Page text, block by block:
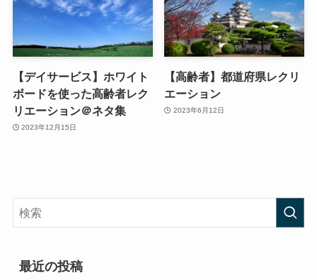
【デイサービス】ホワイト
ボードを使った高齢者レク
リエーション＠ネタ集
2023年12月15日
【高齢者】都道府県レクリ
エーション
2023年6月12日
最近の投稿